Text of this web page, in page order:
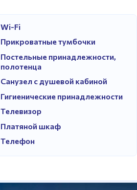
Wi-Fi
Прикроватные тумбочки
Постельные принадлежности,
полотенца
Санузел с душевой кабиной
Гигиенические принадлежности
Телевизор
Платяной шкаф
Телефон